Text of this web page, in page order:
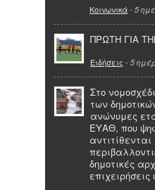
Κοινωνικά- 5
ΠΡΩΤΗ ΓΙΑ
Ειδήσεις - 5
Στο
των
ανώνυμες
ΕΥΑΘ, που
δημοτικές
επιχειρήσεις